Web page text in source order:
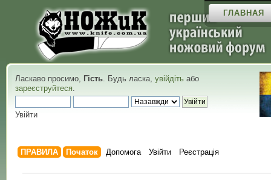
ГЛАВНАЯ
Ласкаво просимо, Гість. Будь ласка, увійдіть або
зареєструйтеся.
Увійти
ПРАВИЛА Початок Допомога Увійти Реєстрація